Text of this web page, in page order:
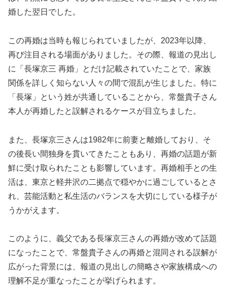
婚した翌日でした。
この再婚は当時も報じられていましたが、2023年以降、
再び注目される場面がありました。その際、報道の見出し
に「長塚京三 再婚」とだけ記載されていたことで、家族
関係を詳しく知らない人々の間で混乱が生じました。特に
「長塚」という姓が共通していることから、常盤貴子さん
本人が再婚したと誤解されるケースが目立ちました。
また、長塚京三さんは1982年に前妻と離婚しており、そ
の後長い間独身を貫いてきたこともあり、再婚の話題が新
鮮に受け取られたことも影響しています。再婚相手との生
活は、東京と軽井沢の二拠点で穏やかに過ごしているとさ
れ、芸能活動と私生活のバランスを大切にしている様子が
うかがえます。
このように、義父である長塚京三さんの再婚が改めて話題
になったことで、常盤貴子さんの再婚と混同される誤解が
広がった背景には、報道の見出しの簡略さや家族構成への
理解不足が重なったことが挙げられます。